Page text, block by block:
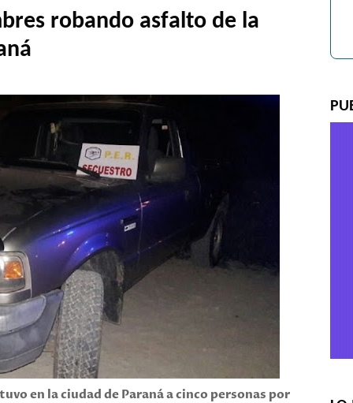
robando asfalto de la
en la ciudad de Paraná a cinco personas por